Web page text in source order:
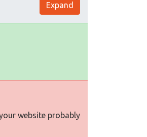
Expand
website probably